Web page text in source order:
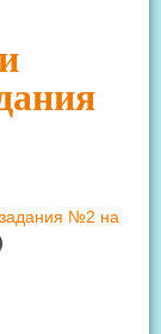
№2 на